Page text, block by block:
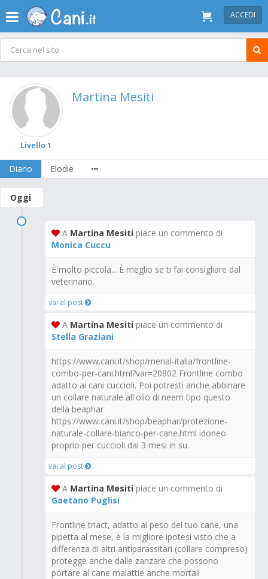
ACCEDI
Livello 1
Martina Mesiti
Diario Elodie
Oggi
A Martina Mesiti piace un commento di
Monica Cuccu
È molto piccola... È meglio se ti fai consigliare dal
veterinario.
vai al post
A Martina Mesiti piace un commento di
Stella Graziani
https://www.cani.it/shop/merial-italia/frontline-
combo-per-cani.html?var=20802 Frontline combo
adatto ai cani cuccioli. Poi potresti anche abbinare
un collare naturale all'olio di neem tipo questo
della beaphar
https://www.cani.it/shop/beaphar/protezione-
naturale-collare-bianco-per-cane.html idoneo
proprio per cuccioli dai 3 mesi in su.
vai al post
A Martina Mesiti piace un commento di
Gaetano Puglisi
Frontline triact, adatto al peso del tuo cane, una
pipetta al mese, è la migliore ipotesi visto che a
differenza di altri antiparassitari (collare compreso)
protegge anche dalle zanzare che possono
portare al cane malattie anche mortali